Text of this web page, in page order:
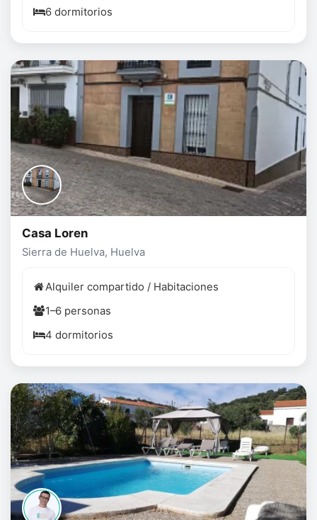
6 dormitorios
Casa Loren
Sierra de Huelva, Huelva
Alquiler compartido / Habitaciones
1–6 personas
4 dormitorios